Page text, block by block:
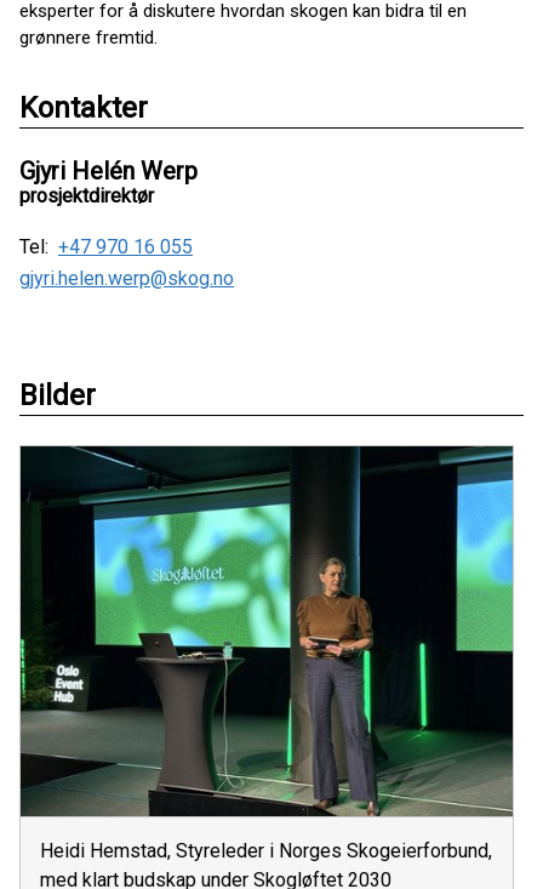
eksperter for å diskutere hvordan skogen kan bidra til en
grønnere fremtid.
Kontakter
Gjyri Helén Werp
prosjektdirektør
Tel: +47 970 16 055
gjyri.helen.werp@skog.no
Bilder
Heidi Hemstad, Styreleder i Norges Skogeierforbund,
med klart budskap under Skogløftet 2030